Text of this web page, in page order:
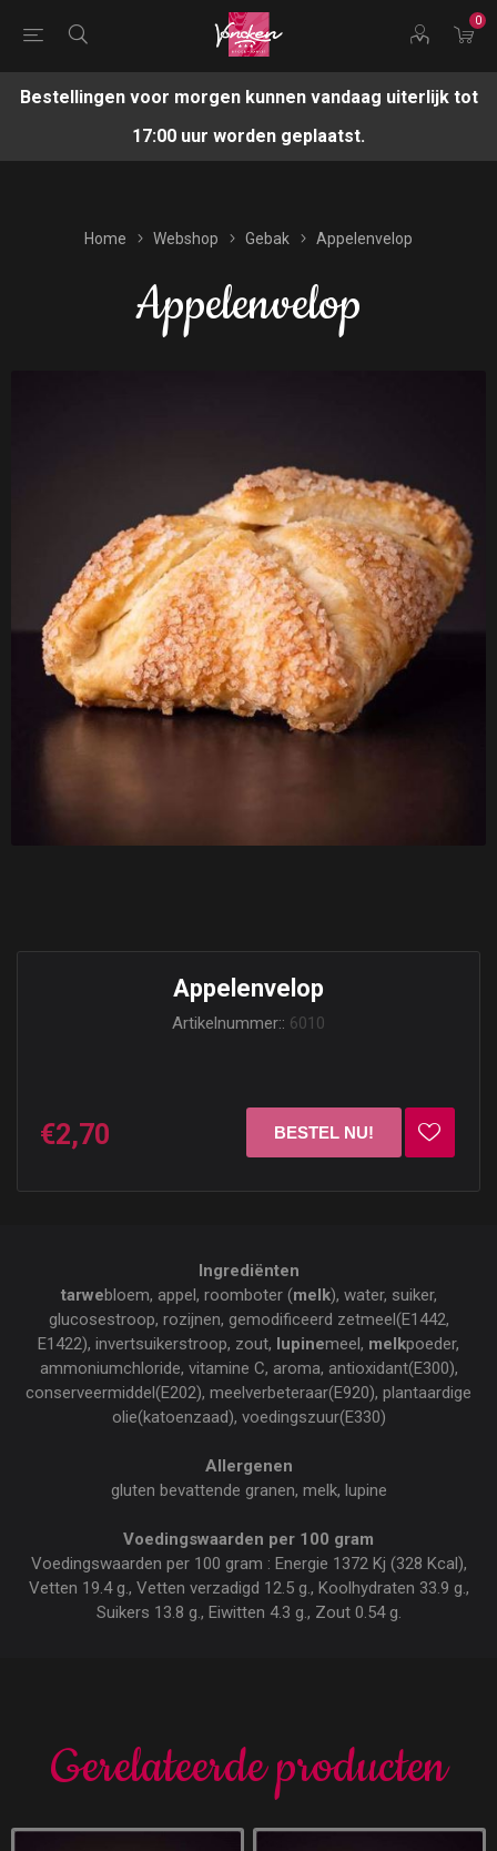
0
Bestellingen voor morgen kunnen vandaag uiterlijk tot
17:00 uur worden geplaatst.
Home Webshop Gebak Appelenvelop
Appelenvelop
Appelenvelop
Artikelnummer:: 6010
€2,70
Ingrediënten
tarwebloem, appel, roomboter (melk), water, suiker,
glucosestroop, rozijnen, gemodificeerd zetmeel(E1442,
E1422), invertsuikerstroop, zout, lupinemeel, melkpoeder,
ammoniumchloride, vitamine C, aroma, antioxidant(E300),
conserveermiddel(E202), meelverbeteraar(E920), plantaardige
olie(katoenzaad), voedingszuur(E330)
Allergenen
gluten bevattende granen, melk, lupine
Voedingswaarden per 100 gram
Voedingswaarden per 100 gram : Energie 1372 Kj (328 Kcal),
Vetten 19.4 g., Vetten verzadigd 12.5 g., Koolhydraten 33.9 g.,
Suikers 13.8 g., Eiwitten 4.3 g., Zout 0.54 g.
Gerelateerde producten